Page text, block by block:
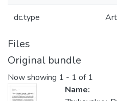
dc.type
Files
Original bundle
Now showing 1 - 1 of 1
Name: